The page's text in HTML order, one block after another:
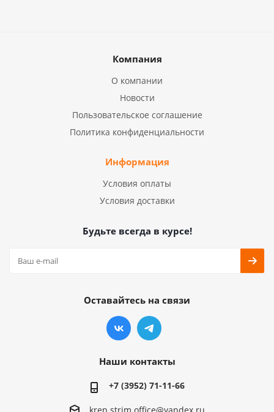
Компания
О компании
Новости
Пользовательское соглашение
Политика конфиденциальности
Информация
Условия оплаты
Условия доставки
Будьте всегда в курсе!
Оставайтесь на связи
Наши контакты
+7 (3952) 71-11-66